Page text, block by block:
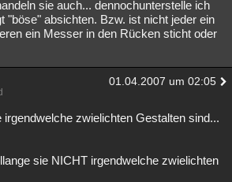
sie auch... dennochunterstelle ich
"böse" absichten. Bzw. ist nicht jeder ein
ein Messer in den Rücken sticht oder
01.04.2007 um 02:05
zwielichten Gestalten sind...
sie NICHT irgendwelche zwielichten